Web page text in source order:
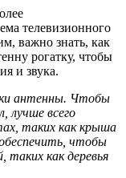
телевизионного
важно знать, как
рогатку, чтобы
и звука.
антенны. Чтобы
лучше всего
таких как крыша
чтобы
как деревья